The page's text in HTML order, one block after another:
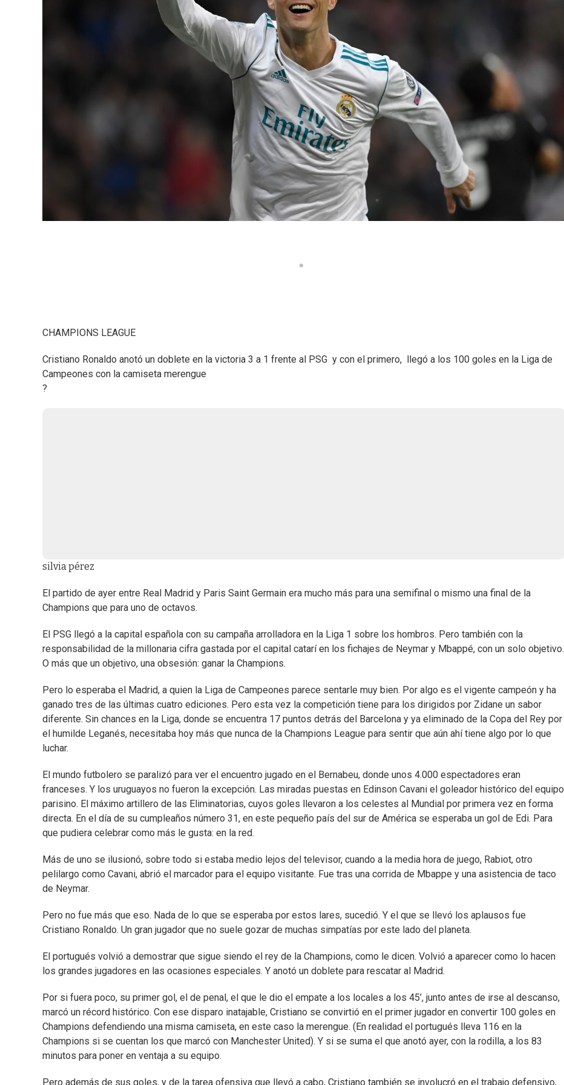
CHAMPIONS LEAGUE
Cristiano Ronaldo anotó un doblete en la victoria 3 a 1 frente al PSG y con el primero, llegó a los 100 goles en la Liga de
Campeones con la camiseta merengue
?
silvia pérez
El partido de ayer entre Real Madrid y Paris Saint Germain era mucho más para una semifinal o mismo una final de la
Champions que para uno de octavos.
El PSG llegó a la capital española con su campaña arrolladora en la Liga 1 sobre los hombros. Pero también con la
responsabilidad de la millonaria cifra gastada por el capital catarí en los fichajes de Neymar y Mbappé, con un solo objetivo.
O más que un objetivo, una obsesión: ganar la Champions.
Pero lo esperaba el Madrid, a quien la Liga de Campeones parece sentarle muy bien. Por algo es el vigente campeón y ha
ganado tres de las últimas cuatro ediciones. Pero esta vez la competición tiene para los dirigidos por Zidane un sabor
diferente. Sin chances en la Liga, donde se encuentra 17 puntos detrás del Barcelona y ya eliminado de la Copa del Rey por
el humilde Leganés, necesitaba hoy más que nunca de la Champions League para sentir que aún ahí tiene algo por lo que
luchar.
El mundo futbolero se paralizó para ver el encuentro jugado en el Bernabeu, donde unos 4.000 espectadores eran
franceses. Y los uruguayos no fueron la excepción. Las miradas puestas en Edinson Cavani el goleador histórico del equipo
parisino. El máximo artillero de las Eliminatorias, cuyos goles llevaron a los celestes al Mundial por primera vez en forma
directa. En el día de su cumpleaños número 31, en este pequeño país del sur de América se esperaba un gol de Edi. Para
que pudiera celebrar como más le gusta: en la red.
Más de uno se ilusionó, sobre todo si estaba medio lejos del televisor, cuando a la media hora de juego, Rabiot, otro
pelilargo como Cavani, abrió el marcador para el equipo visitante. Fue tras una corrida de Mbappe y una asistencia de taco
de Neymar.
Pero no fue más que eso. Nada de lo que se esperaba por estos lares, sucedió. Y el que se llevó los aplausos fue
Cristiano Ronaldo. Un gran jugador que no suele gozar de muchas simpatías por este lado del planeta.
El portugués volvió a demostrar que sigue siendo el rey de la Champions, como le dicen. Volvió a aparecer como lo hacen
los grandes jugadores en las ocasiones especiales. Y anotó un doblete para rescatar al Madrid.
Por si fuera poco, su primer gol, el de penal, el que le dio el empate a los locales a los 45’, junto antes de irse al descanso,
marcó un récord histórico. Con ese disparo inatajable, Cristiano se convirtió en el primer jugador en convertir 100 goles en
Champions defendiendo una misma camiseta, en este caso la merengue. (En realidad el portugués lleva 116 en la
Champions si se cuentan los que marcó con Manchester United). Y si se suma el que anotó ayer, con la rodilla, a los 83
minutos para poner en ventaja a su equipo.
Pero además de sus goles, y de la tarea ofensiva que llevó a cabo, Cristiano también se involucró en el trabajo defensivo,